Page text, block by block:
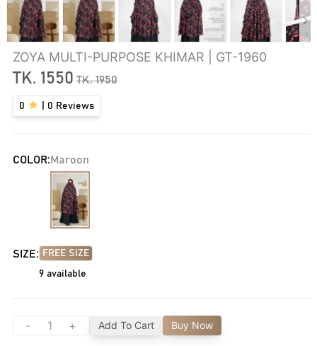
ZOYA MULTI-PURPOSE KHIMAR | GT-1960
TK. 1550 TK.1950
0 0 Reviews
COLOR: Maroon
SIZE: FREE SIZE
9 available
- + Add To Cart Buy Now